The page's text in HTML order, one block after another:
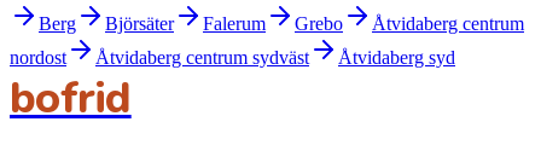
Berg Björsäter Falerum Grebo
Åtvidaberg centrum
nordost
Åtvidaberg centrum sydväst Åtvidaberg syd
bofrid